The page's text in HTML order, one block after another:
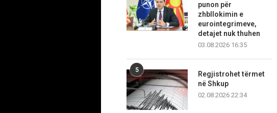
punon për
zhbllokimin e
eurointegrimeve,
detajet nuk thuhen
03.08.2026 16:35
5
Regjistrohet tërmet
në Shkup
02.08.2026 22:34